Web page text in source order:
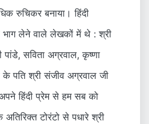
रुचिकर बनाया। हिंदी
भाग लेने वाले लेखकों में थे : श्री
पांडे, सविता अग्रवाल, कृष्णा
के पति श्री संजीव अग्रवाल जी
हिंदी प्रेम से हम सब को
अतिरिक्त टोरंटो से पधारे श्री